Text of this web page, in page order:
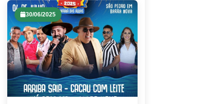
30/06/2025